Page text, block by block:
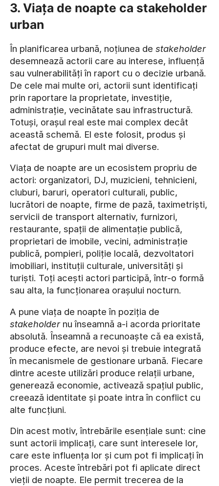
3. Viața de noapte ca stakeholder
urban
În planificarea urbană, noțiunea de stakeholder
desemnează actorii care au interese, influență
sau vulnerabilități în raport cu o decizie urbană.
De cele mai multe ori, actorii sunt identificați
prin raportare la proprietate, investiție,
administrație, vecinătate sau infrastructură.
Totuși, orașul real este mai complex decât
această schemă. El este folosit, produs și
afectat de grupuri mult mai diverse.
Viața de noapte are un ecosistem propriu de
actori: organizatori, DJ, muzicieni, tehnicieni,
cluburi, baruri, operatori culturali, public,
lucrători de noapte, firme de pază, taximetriști,
servicii de transport alternativ, furnizori,
restaurante, spații de alimentație publică,
proprietari de imobile, vecini, administrație
publică, pompieri, poliție locală, dezvoltatori
imobiliari, instituții culturale, universități și
turiști. Toți acești actori participă, într-o formă
sau alta, la funcționarea orașului nocturn.
A pune viața de noapte în poziția de
stakeholdernu înseamnă a-i acorda prioritate
absolută. Înseamnă a recunoaște că ea există,
produce efecte, are nevoi și trebuie integrată
în mecanismele de gestionare urbană. Fiecare
dintre aceste utilizări produce relații urbane,
generează economie, activează spațiul public,
creează identitate și poate intra în conflict cu
alte funcțiuni.
Din acest motiv, întrebările esențiale sunt: cine
sunt actorii implicați, care sunt interesele lor,
care este influența lor și cum pot fi implicați în
proces. Aceste întrebări pot fi aplicate direct
vieții de noapte. Ele permit trecerea de la